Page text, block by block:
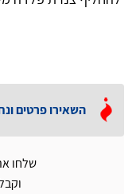
השאירו פרטים
שלחו